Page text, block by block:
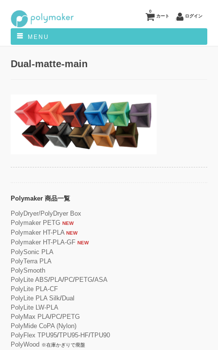
カート
0
ログイン
MENU
Dual-matte-main
Polymaker 商品一覧
PolyDryer/PolyDryer Box
Polymaker PETG NEW
Polymaker HT-PLA NEW
Polymaker HT-PLA-GF NEW
PolySonic PLA
PolyTerra PLA
PolySmooth
PolyLite ABS/PLA/PC/PETG/ASA
PolyLite PLA-CF
PolyLite PLA Silk/Dual
PolyLite LW-PLA
PolyMax PLA/PC/PETG
PolyMide CoPA (Nylon)
PolyFlex TPU95/TPU95-HF/TPU90
PolyWood ※在庫かぎりで廃盤